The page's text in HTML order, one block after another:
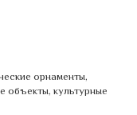
орнаменты,
объекты, культурные